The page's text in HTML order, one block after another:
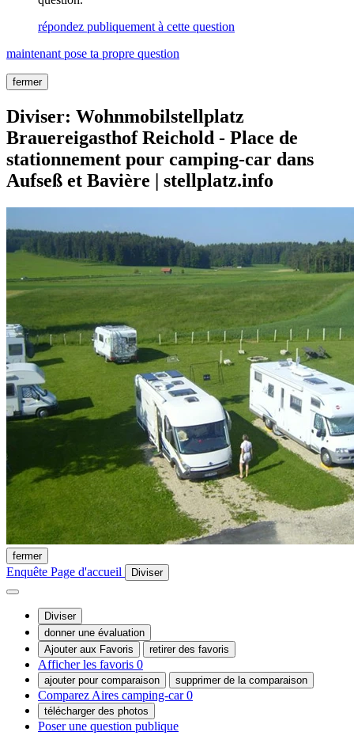
répondez publiquement à cette question
maintenant pose ta propre question
fermer
Diviser: Wohnmobilstellplatz
Brauereigasthof Reichold - Place de
stationnement pour camping-car dans
Aufseß et Bavière | stellplatz.info
fermer
Enquête Page d'accueil Diviser
Diviser
donner une évaluation
Ajouter aux Favoris
retirer des favoris
Afficher les favoris 0
ajouter pour comparaison supprimer de la comparaison
Comparez Aires camping-car0
télécharger des photos
Poser une question publique